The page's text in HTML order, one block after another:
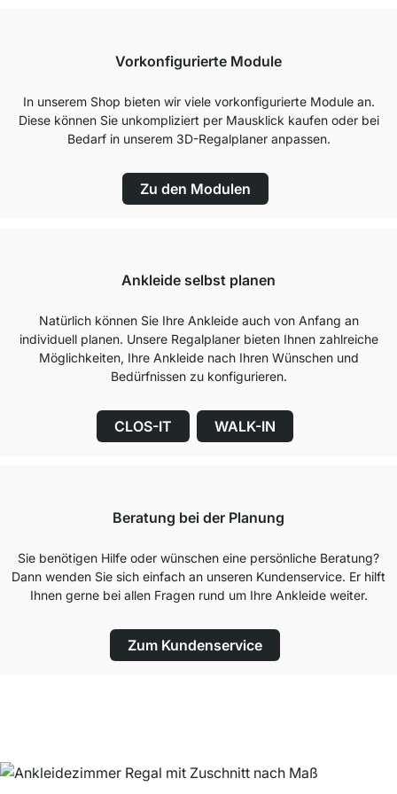
Vorkonfigurierte Module
In unserem Shop bieten wir viele vorkonfigurierte Module an.
Diese können Sie unkompliziert per Mausklick kaufen oder bei
Bedarf in unserem 3D-Regalplaner anpassen.
Zu den Modulen
Ankleide selbst planen
Natürlich können Sie Ihre Ankleide auch von Anfang an
individuell planen. Unsere Regalplaner bieten Ihnen zahlreiche
Möglichkeiten, Ihre Ankleide nach Ihren Wünschen und
Bedürfnissen zu konfigurieren.
CLOS-IT WALK-IN
Beratung bei der Planung
Sie benötigen Hilfe oder wünschen eine persönliche Beratung?
Dann wenden Sie sich einfach an unseren Kundenservice. Er hilft
Ihnen gerne bei allen Fragen rund um Ihre Ankleide weiter.
Zum Kundenservice